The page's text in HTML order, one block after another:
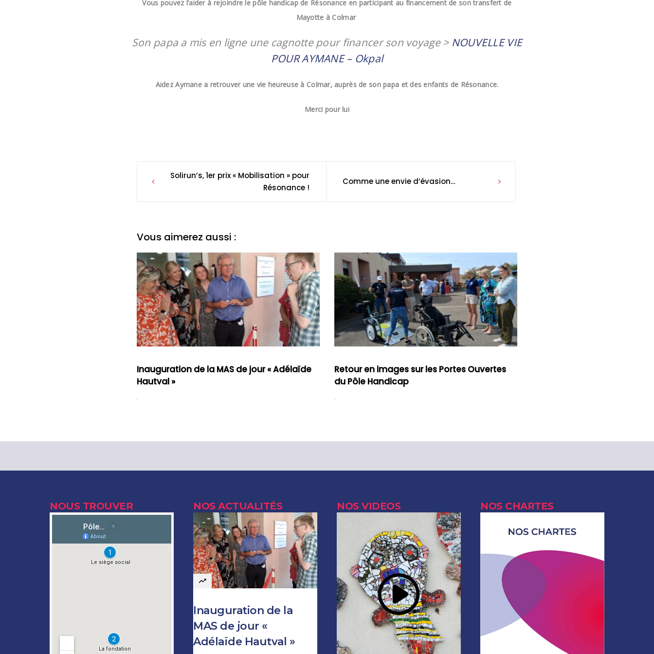
Vous pouvez l’aider à rejoindre le pôle handicap de Résonance en participant au financement de son transfert de
Mayotte à Colmar
Son papa a mis en ligne une cagnotte pour financer son voyage > NOUVELLE VIE
POUR AYMANE – Okpal
Aidez Aymane a retrouver une vie heureuse à Colmar, auprès de son papa et des enfants de Résonance.
Merci pour lui
Solirun’s, 1er prix « Mobilisation » pour
Résonance !
Comme une envie d’évasion…
Vous aimerez aussi :
Inauguration de la MAS de jour « Adélaïde
Hautval »
Retour en images sur les Portes Ouvertes
du Pôle Handicap
NOUS TROUVER NOS ACTUALITÉS
Inauguration de la
MAS de jour «
Adélaïde Hautval »
NOS VIDEOS NOS CHARTES